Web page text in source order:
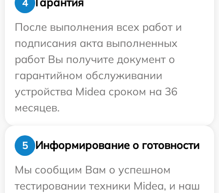
4
После выполнения всех работ и
подписания акта выполненных
работ Вы получите документ о
гарантийном обслуживании
устройства Midea сроком на 36
месяцев.
5
Информирование о готовности
Мы сообщим Вам о успешном
тестировании техники Midea, и наш